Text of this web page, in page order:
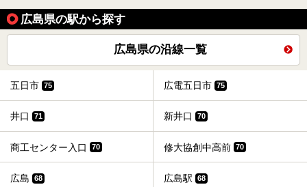
広島県の駅から探す
広島県の沿線一覧
五日市 75 広電五日市 75
井口 71 新井口 70
商工センター入口 70 修大協創中高前 70
広島 68 広島駅 68